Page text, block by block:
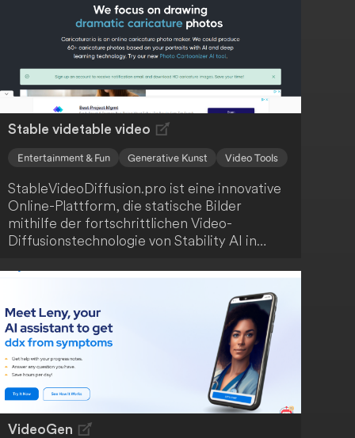
Stable videtable video
Entertainment & Fun Generative Kunst Video Tools
StableVideoDiffusion.pro ist eine innovative
Online-Plattform, die statische Bilder
mithilfe der fortschrittlichen Video-
Diffusionstechnologie von Stability AI in
ermöglicht kostenlosen und
hochauflösende Videoerstellung mit
Bildraten zwischen 3 und 30 Frames pro
Sekunde. Du kannst Videos von bis zu 4
Sekunden Länge in einer Auflösung von
576x1024 erstellen, was die Plattform ideal
für Content-Ersteller und KI-Interessierte
macht.
VideoGen